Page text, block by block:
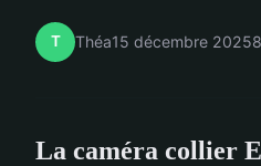
T Théa15 décembre 2025
La caméra collier